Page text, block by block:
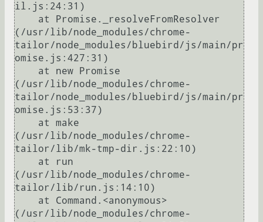
il.js:24:31)
(/usr/lib/node_modules/chrome-
tailor/node_modules/bluebird/js/main/pr
omise.js:427:31)
(/usr/lib/node_modules/chrome-
tailor/node_modules/bluebird/js/main/pr
omise.js:53:37)
(/usr/lib/node_modules/chrome-
tailor/lib/mk-tmp-dir.js:22:10)
(/usr/lib/node_modules/chrome-
tailor/lib/run.js:14:10)
(/usr/lib/node_modules/chrome-